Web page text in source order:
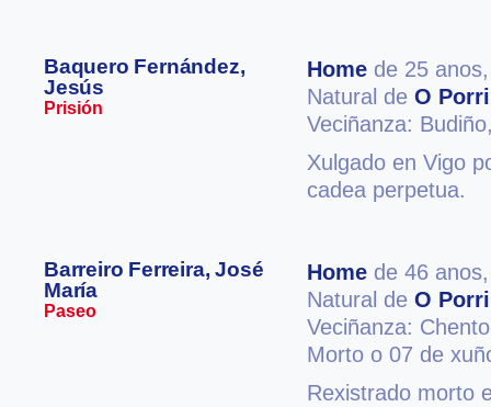
Baquero Fernández,
Jesús
Prisión
Home de 25
Natural de O
Veciñanza:
Xulgado en Vigo
cadea perpetua.
Barreiro Ferreira, José
María
Paseo
Home de 46
Natural de O
Veciñanza:
Morto o 07 de
Rexistrado morto